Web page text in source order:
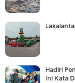
Hadiri
Ini Kata